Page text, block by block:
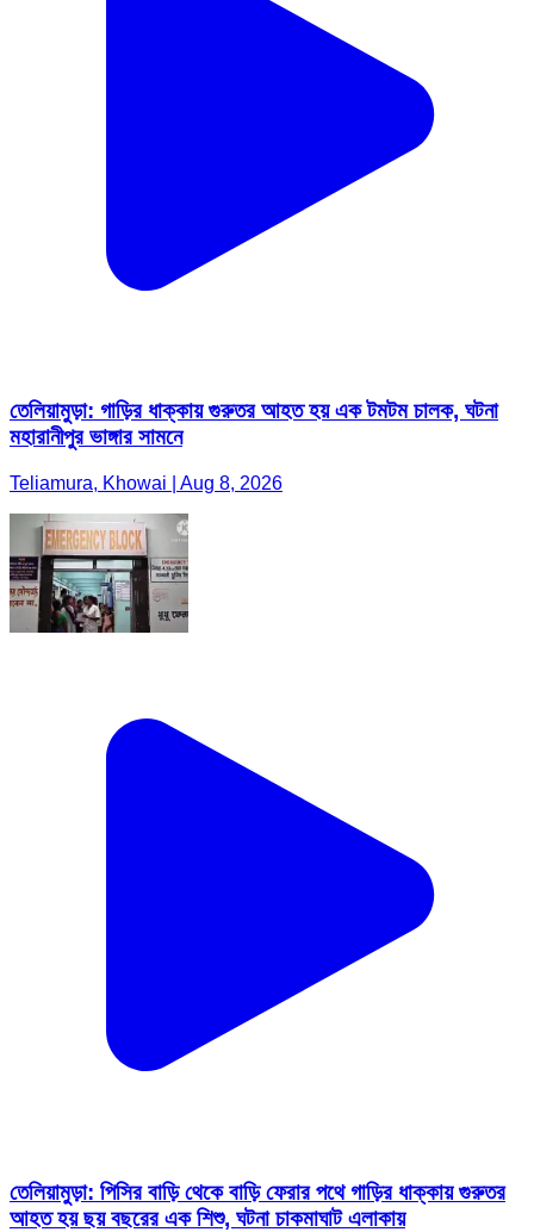
তেলিয়ামুড়া: গাড়ির ধাক্কায় গুরুতর আহত হয় এক টমটম চালক, ঘটনা
মহারানীপুর ভাঙ্গার সামনে
Teliamura, Khowai | Aug 8, 2026
তেলিয়ামুড়া: পিসির বাড়ি থেকে বাড়ি ফেরার পথে গাড়ির ধাক্কায় গুরুতর
আহত হয় ছয় বছরের এক শিশু, ঘটনা চাকমাঘাট এলাকায়